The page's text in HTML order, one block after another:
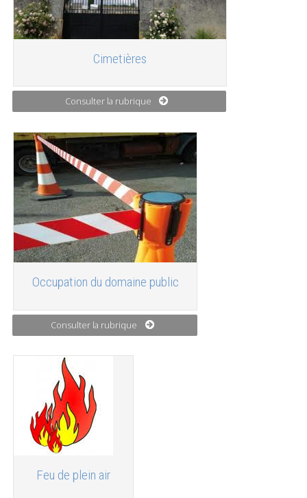
Cimetières
Consulter la rubrique
Occupation du domaine public
Consulter la rubrique
Feu de plein air